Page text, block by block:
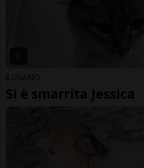
LUGANO
Si è smarrita Jessica